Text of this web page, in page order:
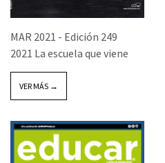
MAR 2021 - Edición 249
2021 La escuela que viene
VER MÁS →